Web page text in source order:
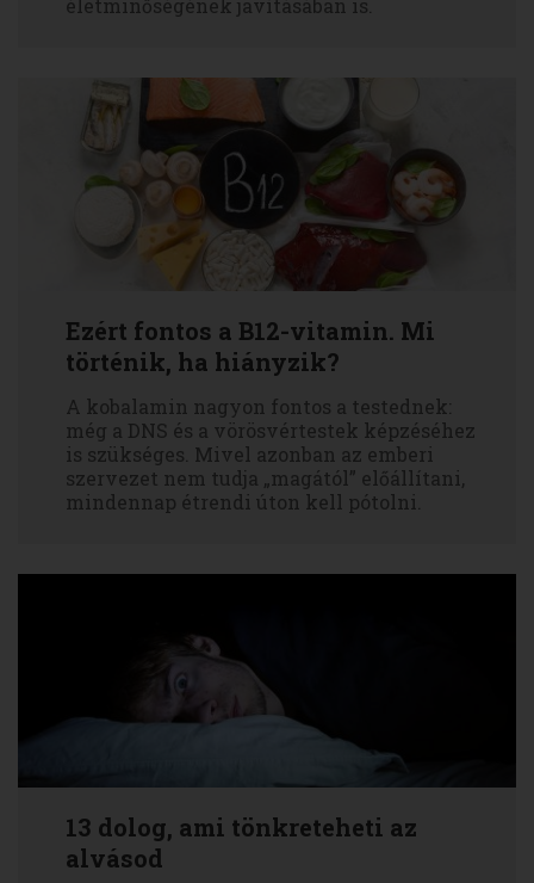
életminőségének javításában is.
Ezért fontos a B12-vitamin. Mi
történik, ha hiányzik?
A kobalamin nagyon fontos a testednek:
még a DNS és a vörösvértestek képzéséhez
is szükséges. Mivel azonban az emberi
szervezet nem tudja „magától” előállítani,
mindennap étrendi úton kell pótolni.
13 dolog, ami tönkreteheti az
alvásod